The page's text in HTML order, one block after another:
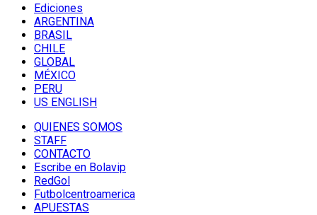
Ediciones
ARGENTINA
BRASIL
CHILE
GLOBAL
MÉXICO
PERU
US ENGLISH
QUIENES SOMOS
STAFF
CONTACTO
Escribe en Bolavip
RedGol
Futbolcentroamerica
APUESTAS